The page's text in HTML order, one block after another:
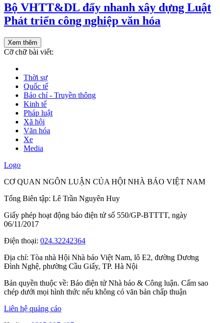
Bộ VHTT&DL đẩy nhanh xây dựng Luật
Phát triển công nghiệp văn hóa
Xem thêm
Cỡ chữ bài viết:
Thời sự
Quốc tế
Báo chí - Truyền thông
Kinh tế
Pháp luật
Xã hội
Văn hóa
Xe
Media
Logo
CƠ QUAN NGÔN LUẬN CỦA HỘI NHÀ BÁO VIỆT NAM
Tổng Biên tập: Lê Trần Nguyên Huy
Giấy phép hoạt động báo điện tử số 550/GP-BTTTT, ngày
06/11/2017
Điện thoại: 024.32242364
Địa chỉ: Tòa nhà Hội Nhà báo Việt Nam, lô E2, đường Dương
Đình Nghệ, phường Cầu Giấy, TP. Hà Nội
Bản quyền thuộc về: Báo điện tử Nhà báo & Công luận. Cấm sao
chép dưới mọi hình thức nếu không có văn bản chấp thuận
Liên hệ quảng cáo